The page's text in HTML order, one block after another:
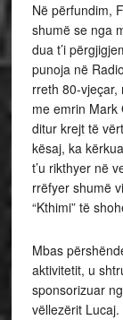
Në përfundim,
shumë se nga
dua t’i
punoja në
rreth 80-
me emrin Mark
ditur krejt të
kësaj, ka
t’u rikthyer në
rrëfyer shumë
“Kthimi” të
Mbas
aktivitetit, u
sponsorizuar
vëllezërit Lucaj.